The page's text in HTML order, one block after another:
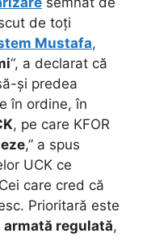
de toți
Mustafa,
“, a declarat că
și predea
în ordine, în
, pe care KFOR
,” a spus
UCK ce
care cred că
Prioritară este
armată regulată,